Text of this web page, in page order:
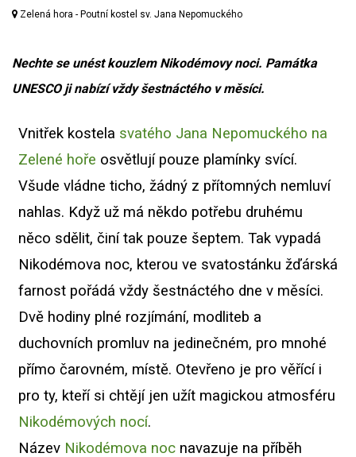
Zelená hora - Poutní kostel sv. Jana Nepomuckého
Nechte se unést kouzlem Nikodémovy noci. Památka
UNESCO ji nabízí vždy šestnáctého v měsíci.
Vnitřek kostela svatého Jana Nepomuckého na
Zelené hoře osvětlují pouze plamínky svící.
Všude vládne ticho, žádný z přítomných nemluví
nahlas. Když už má někdo potřebu druhému
něco sdělit, činí tak pouze šeptem. Tak vypadá
Nikodémova noc, kterou ve svatostánku žďárská
farnost pořádá vždy šestnáctého dne v měsíci.
Dvě hodiny plné rozjímání, modliteb a
duchovních promluv na jedinečném, pro mnohé
přímo čarovném, místě. Otevřeno je pro věřící i
pro ty, kteří si chtějí jen užít magickou atmosféru
Nikodémových nocí.
Název Nikodémova noc navazuje na příběh